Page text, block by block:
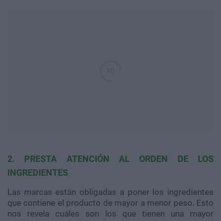
2. PRESTA ATENCIÓN AL ORDEN DE LOS
INGREDIENTES
Las marcas están obligadas a poner los ingredientes
que contiene el producto de mayor a menor peso. Esto
nos revela cuáles son los que tienen una mayor